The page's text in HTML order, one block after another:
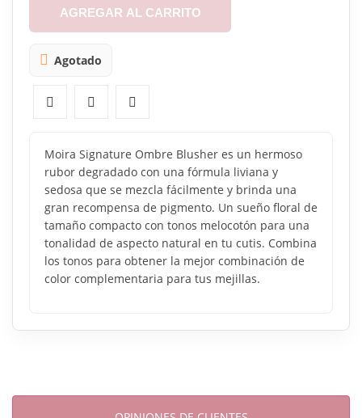
AGREGAR AL CARRITO
 Agotado
Moira Signature Ombre Blusher es un hermoso
rubor degradado con una fórmula liviana y
sedosa que se mezcla fácilmente y brinda una
gran recompensa de pigmento. Un sueño floral de
tamaño compacto con tonos melocotón para una
tonalidad de aspecto natural en tu cutis. Combina
los tonos para obtener la mejor combinación de
color complementaria para tus mejillas.